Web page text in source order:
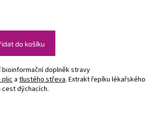
do košíku
bioinformační doplněk stravy
plica tlustého střeva. Extrakt řepíku lékařského
dýchacích.